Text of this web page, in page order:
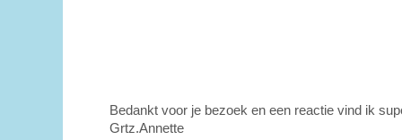
Bedankt voor je bezoek en een reactie vind ik
Grtz.Annette